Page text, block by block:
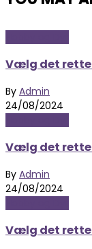
Vælg det
By Admin
24/08/2024
Vælg det
By Admin
24/08/2024
Vælg det